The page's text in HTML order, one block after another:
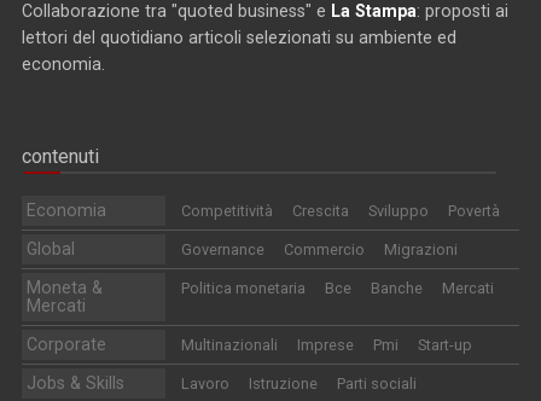
Collaborazione tra "quoted business" e La Stampa: proposti ai
lettori del quotidiano articoli selezionati su ambiente ed
economia.
contenuti
Economia Competitività Crescita Sviluppo Povertà
Global Governance Commercio Migrazioni
Moneta &
Mercati
Politica monetaria Bce Banche Mercati
Corporate Multinazionali Imprese Pmi Start-up
Jobs & Skills Lavoro Istruzione
Parti sociali